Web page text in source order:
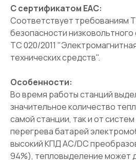
С сертификатом ЕАС:
Соответствует требованиям
безопасности
ТС 020/2011
технических средств".
Особенности:
Во время работы станций
значительное количество
самой станции, так и от
перегрева батарей
высокий КПД AC/DC
94%), тепловыделение может